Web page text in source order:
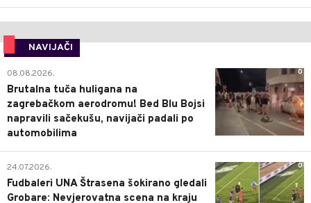
NAVIJAČI
0
08.08.2026.
Brutalna tuča huligana na
zagrebačkom aerodromu! Bed Blu Bojsi
napravili sačekušu, navijači padali po
automobilima
0
24.07.2026.
Fudbaleri UNA Štrasena šokirano gledali
Grobare: Nevjerovatna scena na kraju